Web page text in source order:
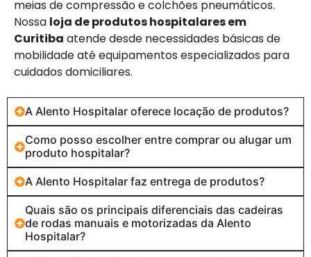
meias de compressão e colchões pneumáticos.
Nossa loja de produtos hospitalares em
Curitiba atende desde necessidades básicas de
mobilidade até equipamentos especializados para
cuidados domiciliares.
A Alento Hospitalar oferece locação de produtos?
Como posso escolher entre comprar ou alugar um
produto hospitalar?
A Alento Hospitalar faz entrega de produtos?
Quais são os principais diferenciais das cadeiras
de rodas manuais e motorizadas da Alento
Hospitalar?